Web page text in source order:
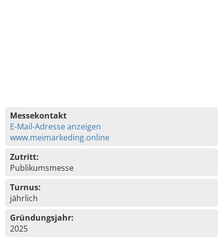
Messekontakt
E-Mail-Adresse anzeigen
www.meimarkeding.online
Zutritt:
Publikumsmesse
Turnus:
jährlich
Gründungsjahr:
2025